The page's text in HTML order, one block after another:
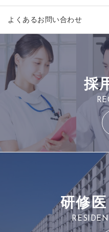
よくあるお問い合わせ
採
研修